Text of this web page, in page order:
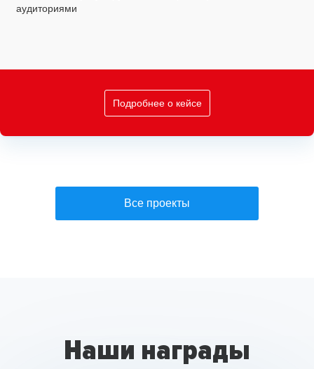
Подробнее о кейсе
аудиториями
Все проекты
Наши награды